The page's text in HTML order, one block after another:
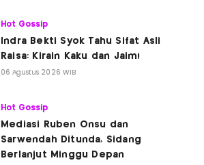
Hot Gossip
Indra Bekti Syok Tahu Sifat Asli
Raisa: Kirain Kaku dan Jaim!
06 Agustus 2026 WIB
Hot Gossip
Mediasi Ruben Onsu dan
Sarwendah Ditunda, Sidang
Berlanjut Minggu Depan